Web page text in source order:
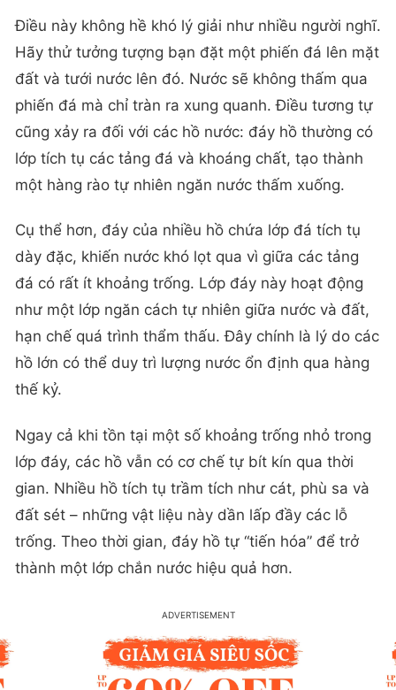
Điều này không hề khó lý giải như nhiều người nghĩ.
Hãy thử tưởng tượng bạn đặt một phiến đá lên mặt
đất và tưới nước lên đó. Nước sẽ không thấm qua
phiến đá mà chỉ tràn ra xung quanh. Điều tương tự
cũng xảy ra đối với các hồ nước: đáy hồ thường có
lớp tích tụ các tảng đá và khoáng chất, tạo thành
một hàng rào tự nhiên ngăn nước thấm xuống.
Cụ thể hơn, đáy của nhiều hồ chứa lớp đá tích tụ
dày đặc, khiến nước khó lọt qua vì giữa các tảng
đá có rất ít khoảng trống. Lớp đáy này hoạt động
như một lớp ngăn cách tự nhiên giữa nước và đất,
hạn chế quá trình thẩm thấu. Đây chính là lý do các
hồ lớn có thể duy trì lượng nước ổn định qua hàng
thế kỷ.
Ngay cả khi tồn tại một số khoảng trống nhỏ trong
lớp đáy, các hồ vẫn có cơ chế tự bít kín qua thời
gian. Nhiều hồ tích tụ trầm tích như cát, phù sa và
đất sét – những vật liệu này dần lấp đầy các lỗ
trống. Theo thời gian, đáy hồ tự “tiến hóa” để trở
thành một lớp chắn nước hiệu quả hơn.